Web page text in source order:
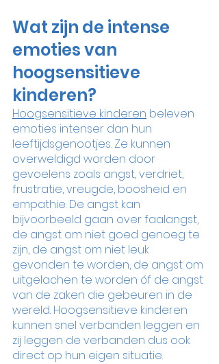
Wat zijn de intense
emoties van
hoogsensitieve
kinderen?
Hoogsensitieve kinderen beleven
emoties intenser dan hun
leeftijdsgenootjes. Ze kunnen
overweldigd worden door
gevoelens zoals angst, verdriet,
frustratie, vreugde, boosheid en
empathie. De angst kan
bijvoorbeeld gaan over faalangst,
de angst om niet goed genoeg te
zijn, de angst om niet leuk
gevonden te worden, de angst om
uitgelachen te worden óf de angst
van de zaken die gebeuren in de
wereld. Hoogsensitieve kinderen
kunnen snel verbanden leggen en
zij leggen de verbanden dus ook
direct op hun eigen situatie.